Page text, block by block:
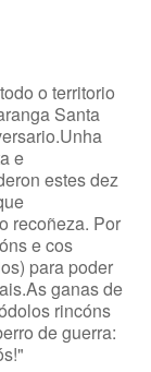
o territorio
Santa
e
estes dez
recoñeza. Por
e cos
para poder
ganas de
rincóns
de guerra: